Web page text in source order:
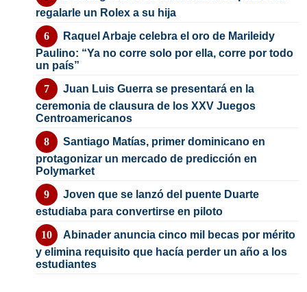
regalarle un Rolex a su hija
Raquel Arbaje celebra el oro de Marileidy
Paulino: “Ya no corre solo por ella, corre por todo
un país”
Juan Luis Guerra se presentará en la
ceremonia de clausura de los XXV Juegos
Centroamericanos
Santiago Matías, primer dominicano en
protagonizar un mercado de predicción en
Polymarket
Joven que se lanzó del puente Duarte
estudiaba para convertirse en piloto
Abinader anuncia cinco mil becas por mérito
y elimina requisito que hacía perder un año a los
estudiantes